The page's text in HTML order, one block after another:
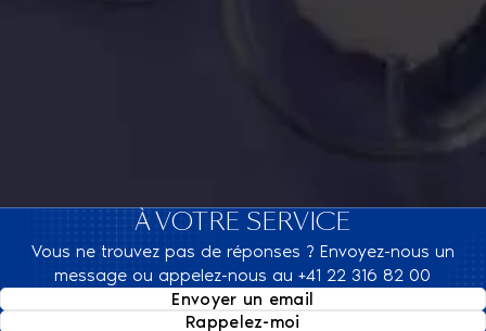
À VOTRE SERVICE
Vous ne trouvez pas de réponses ? Envoyez-nous un
message ou appelez-nous au +41 22 316 82 00
Envoyer un email
Rappelez-moi